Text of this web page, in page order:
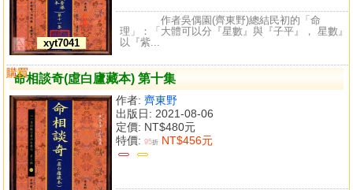
xyt7041
作者吳偶園(齊東野)總結民初的「命
理」：「大體可以分『星數』與『子平』， 星數』
以『紫...
命相談奇(虛白廬藏本) 第十集
作者: 齊東野
出版日: 2021-08-06
定價: NT$480元
特價: 95折 NT$456元
購買
比較